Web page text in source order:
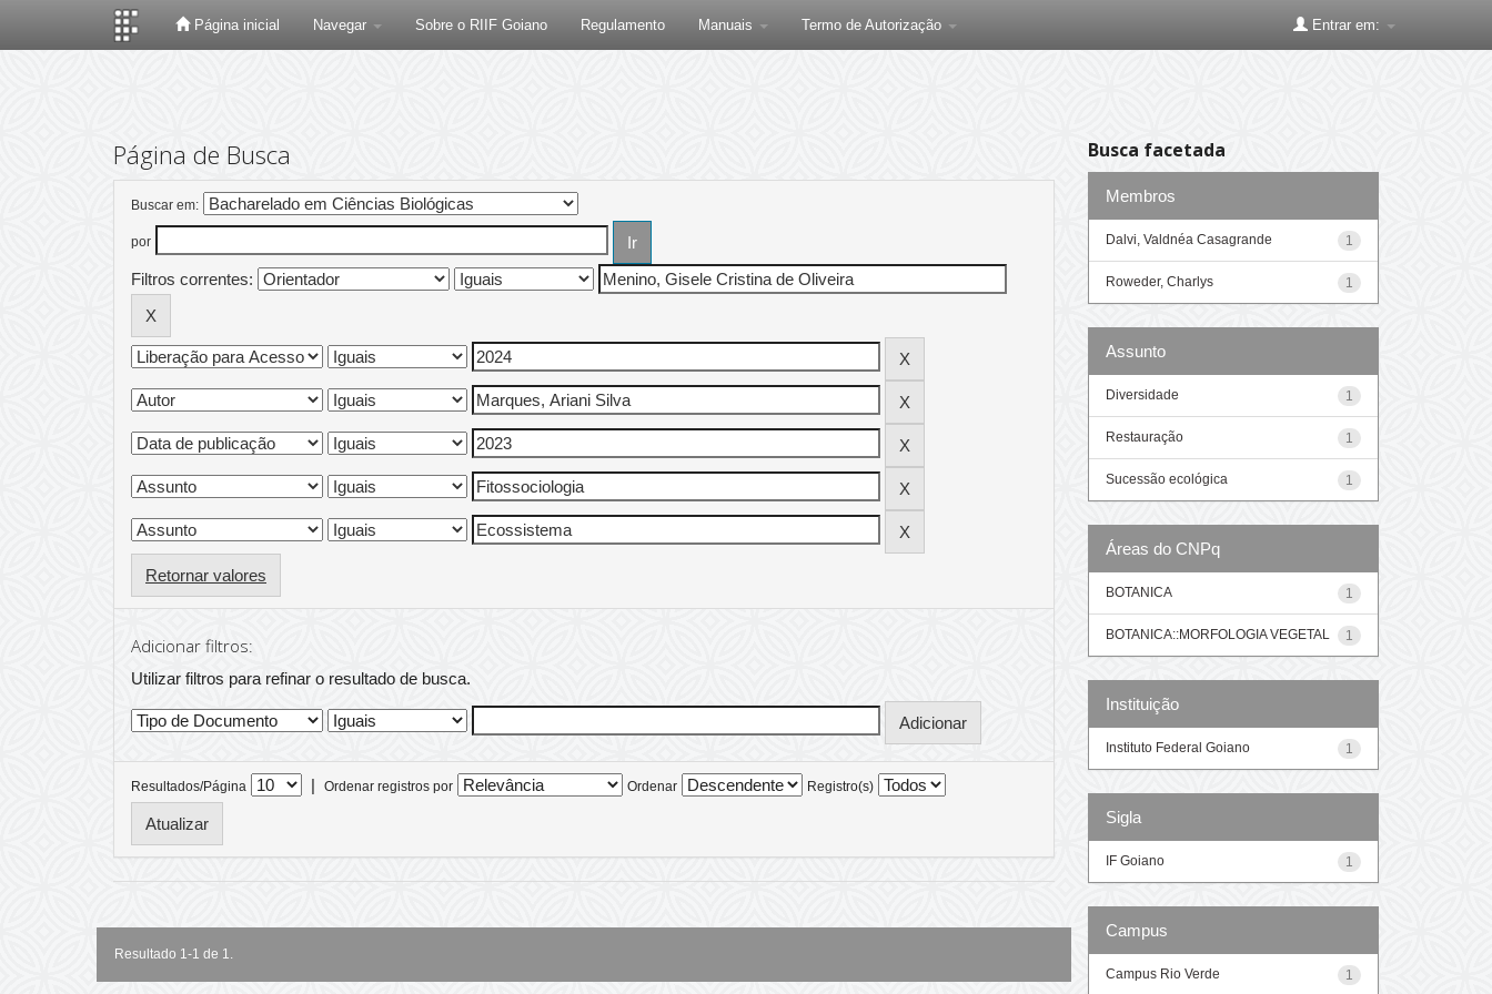
Página inicial Navegar Sobre o RIIF Goiano Regulamento Manuais Termo de Autorização Entrar em:
Página de Busca
Buscar em:
por
Filtros correntes:
Retornar valores
Adicionar filtros:
Utilizar filtros para refinar o resultado de busca.
Resultados/Página | Ordenar registros por Ordenar Registro(s)
Resultado 1-1 de 1.
Busca facetada
Membros
1
Dalvi, Valdnéa Casagrande
1
Roweder, Charlys
Assunto
1
Diversidade
1
Restauração
1
Sucessão ecológica
Áreas do CNPq
1
BOTANICA
1
BOTANICA::MORFOLOGIA VEGETAL
Instituição
1
Instituto Federal Goiano
Sigla
1
IF Goiano
Campus
1
Campus Rio Verde